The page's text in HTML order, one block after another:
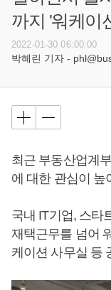
까지 '워케이
2022-01-30 06:00:00
박혜린 기자 -
최근 부동산업계
에 대한 관심이 높
국내 IT기업, 스타
재택근무를 넘어
케이션 사무실 등